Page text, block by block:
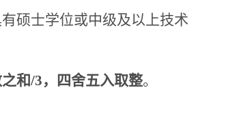
硕士学位或中级及以上技术
和/3，四舍五入取整。